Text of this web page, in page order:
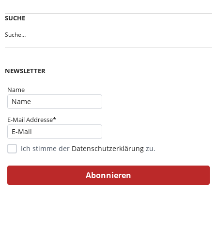
SUCHE
NEWSLETTER
Name
E-Mail Addresse*
Ich stimme der Datenschutzerklärung zu.